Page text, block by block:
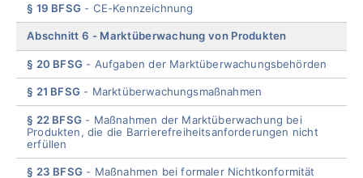
§ 19 BFSG CE-Kennzeichnung
Abschnitt 6 Marktüberwachung von Produkten
§ 20 BFSG Aufgaben der Marktüberwachungsbehörden
§ 21 BFSG Marktüberwachungsmaßnahmen
§ 22 BFSG
Maßnahmen der Marktüberwachung bei
Produkten, die die Barrierefreiheitsanforderungen nicht
erfüllen
§ 23 BFSG
Maßnahmen bei formaler Nichtkonformität